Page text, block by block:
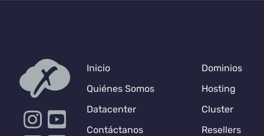
Inicio
Quiénes Somos
Datacenter
Contáctanos
Dominios
Hosting
Cluster
Resellers